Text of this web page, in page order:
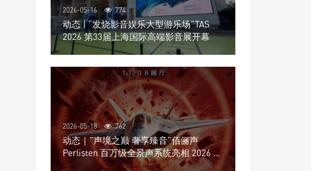
2026-05-16 774
动态 | “发烧影音娱乐大型游乐场”TAS
2026 第33届上海国际高端影音展开幕
2026-05-18 762
动态｜”声境之巅 奢享臻音”佰俪声
Perlisten 百万级全景声系统亮相 2026 北
京国际音响展